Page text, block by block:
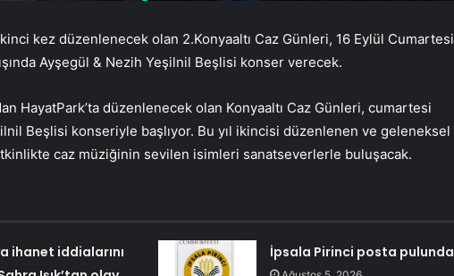
kez düzenlenecek olan 2.Konyaaltı Caz Günleri, 16 Eylül Cumartesi
Ayşegül & Nezih Yeşilnil Beşlisi konser verecek.
HayatPark’ta düzenlenecek olan Konyaaltı Caz Günleri, cumartesi
Beşlisi konseriyle başlıyor. Bu yıl ikincisi düzenlenen ve geleneksel
caz müziğinin sevilen isimleri sanatseverlerle buluşacak.
ihanet iddialarını
İpsala Pirinci posta pulunda